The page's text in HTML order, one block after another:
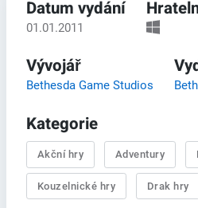
Datum vydání
01.01.2011
Vývojář
Bethesda Game Studios
Kategorie
Akční hry Adventury
Kouzelnické hry Drak hry